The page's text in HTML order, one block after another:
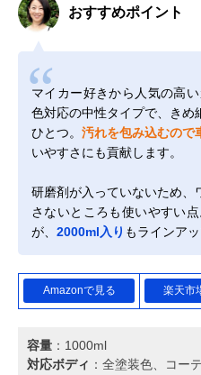
おすすめポイント
マイカー好きから人気の高
色対応の中性タイプで、きめ
ひとつ。 汚れを包み込むので
いやすさにも貢献します。
研磨剤が入っていないため、
さないところも使いやすい
が、 2000ml入り もラインア
Amazonで見る 楽天市
容量 ：1000ml
対応ボディ ：全塗装色、コー